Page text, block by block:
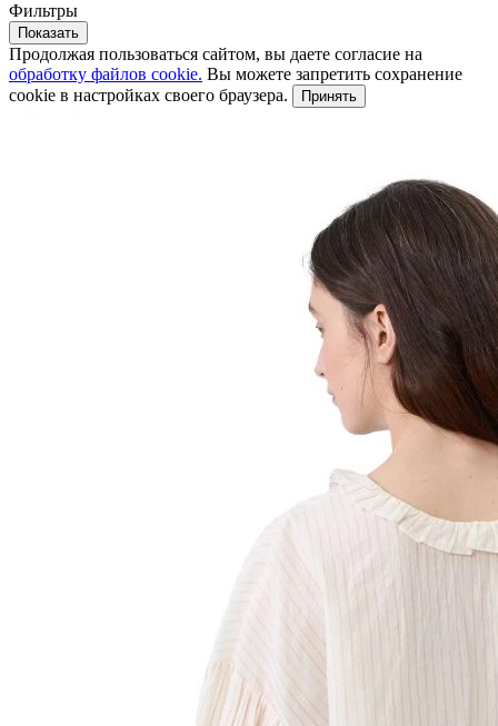
Фильтры
Показать
Продолжая пользоваться сайтом, вы даете согласие на
обработку файлов cookie. Вы можете запретить сохранение
cookie в настройках своего браузера.
Принять